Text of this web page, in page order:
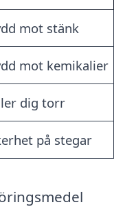
mot stänk
mot kemikalier
dig torr
på stegar